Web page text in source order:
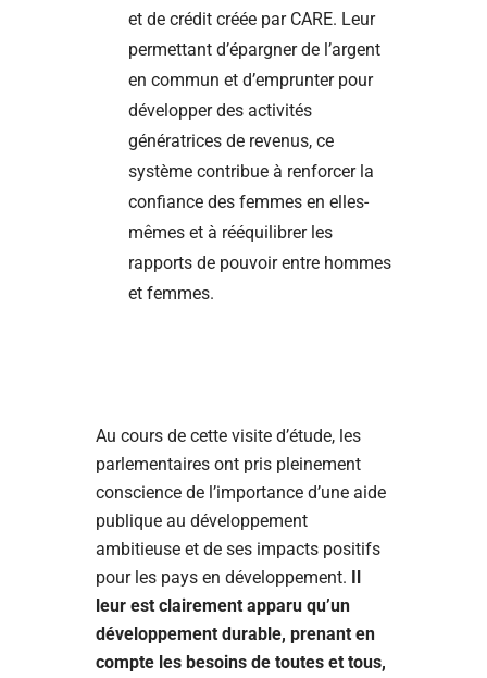
et de crédit créée par CARE. Leur
permettant d’épargner de l’argent
en commun et d’emprunter pour
développer des activités
génératrices de revenus, ce
système contribue à renforcer la
confiance des femmes en elles-
mêmes et à rééquilibrer les
rapports de pouvoir entre hommes
et femmes.
Au cours de cette visite d’étude, les
parlementaires ont pris pleinement
conscience de l’importance d’une aide
publique au développement
ambitieuse et de ses impacts positifs
pour les pays en développement. Il
leur est clairement apparu qu’un
développement durable, prenant en
compte les besoins de toutes et tous,